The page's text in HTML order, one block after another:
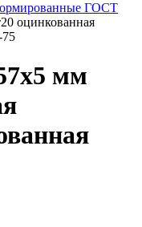
ГОСТ
оцинкованная
мм